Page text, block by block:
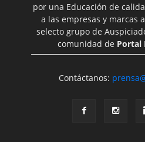
por una Educación de
a las empresas y marcas
selecto grupo de
comunidad de Portal
Contáctanos: